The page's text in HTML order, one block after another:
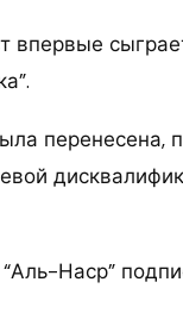
впервые
перенесена,
Наср”